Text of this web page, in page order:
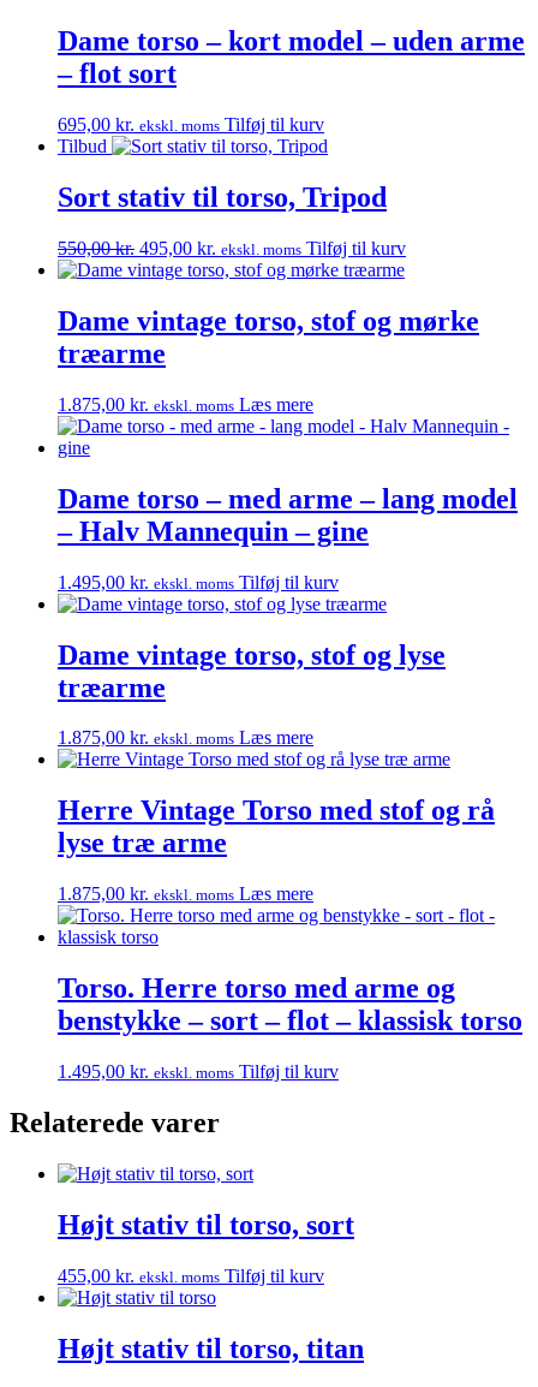
Dame torso – kort model – uden arme
– flot sort
695,00 kr. ekskl. moms Tilføj til kurv
Tilbud
Sort stativ til torso, Tripod
550,00kr. Den
oprindelige
var:
550,00 kr..
495,00 kr. Den
aktuelle
495,00 kr..
ekskl. moms Tilføj til kurv
Dame vintage torso, stof og mørke
træarme
1.875,00 kr. ekskl. moms Læs mere
Dame torso – med arme – lang model
– Halv Mannequin – gine
1.495,00 kr. ekskl. moms Tilføj til kurv
Dame vintage torso, stof og lyse
træarme
1.875,00 kr. ekskl. moms Læs mere
Herre Vintage Torso med stof og rå
lyse træ arme
1.875,00 kr. ekskl. moms Læs mere
Torso. Herre torso med arme og
benstykke – sort – flot – klassisk torso
1.495,00 kr. ekskl. moms Tilføj til kurv
Relaterede varer
Højt stativ til torso, sort
455,00 kr. ekskl. moms Tilføj til kurv
Højt stativ til torso, titan